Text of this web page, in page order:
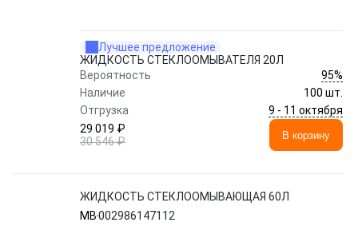
Лучшее предложение
ЖИДКОСТЬ СТЕКЛООМЫВАТЕЛЯ 20Л
Вероятность
95%
Наличие
100 шт.
Отгрузка
9 - 11 октября
29 019 ₽
30 546 ₽
В корзину
ЖИДКОСТЬ СТЕКЛООМЫВАЮЩАЯ 60Л
MB002986147112